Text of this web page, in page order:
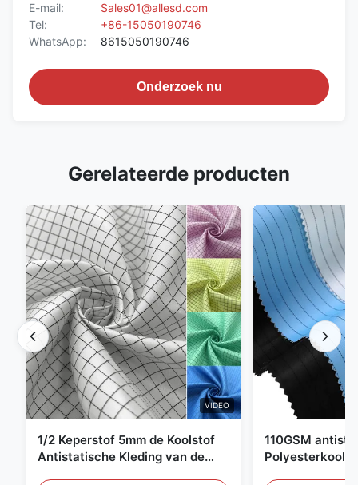
E-mail:
Sales01@allesd.com
Tel:
+86-15050190746
WhatsApp:
8615050190746
Onderzoek nu
Gerelateerde producten
VIDEO
1/2 Keperstof 5mm de Koolstof
Antistatische Kleding van de
110GSM